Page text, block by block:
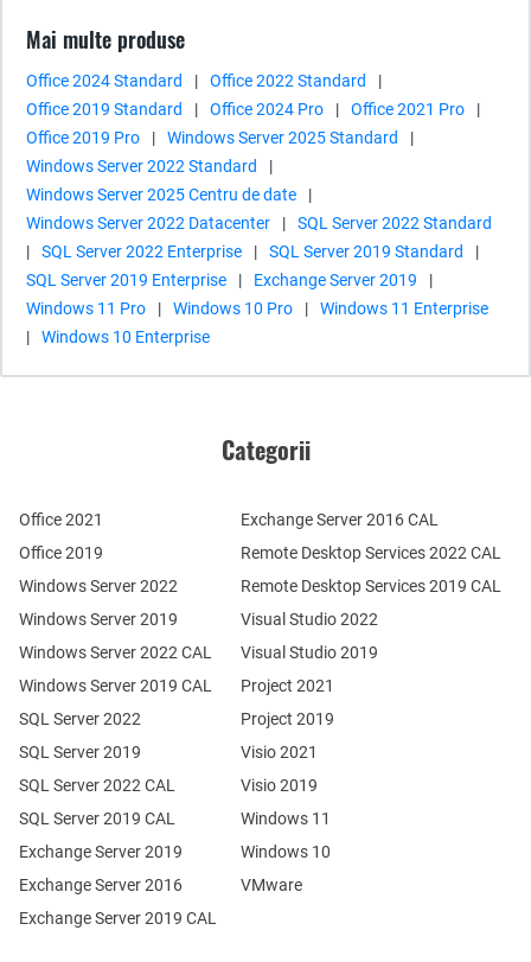
Mai multe produse
Office 2024 Standard | Office 2022 Standard
|
Office 2019 Standard
| Office 2024 Pro | Office 2021 Pro
|
Office 2019 Pro
| Windows Server 2025 Standard
|
Windows Server 2022 Standard
|
Windows Server 2025 Centru de date
|
Windows Server 2022 Datacenter
|
SQL Server 2022 Standard
|
SQL Server 2022 Enterprise | SQL Server 2019 Standard
|
SQL Server 2019 Enterprise
| Exchange Server 2019
|
Windows 11 Pro
| Windows 10 Pro |
Windows 11 Enterprise
|
Windows 10 Enterprise
Categorii
Office 2021
Office 2019
Windows Server 2022
Windows Server 2019
Exchange Server 2019
Exchange Server 2016
SQL Server 2022
SQL Server 2019
Windows Server 2022 CAL
Windows Server 2019 CAL
SQL Server 2022 CAL
SQL Server 2019 CAL
Remote Desktop Services 2022 CAL
Remote Desktop Services 2019 CAL
Exchange Server 2019 CAL
Exchange Server 2016 CAL
Visual Studio 2022
Visual Studio 2019
Project 2021
Project 2019
Visio 2021
Visio 2019
Windows 11
Windows 10
VMware